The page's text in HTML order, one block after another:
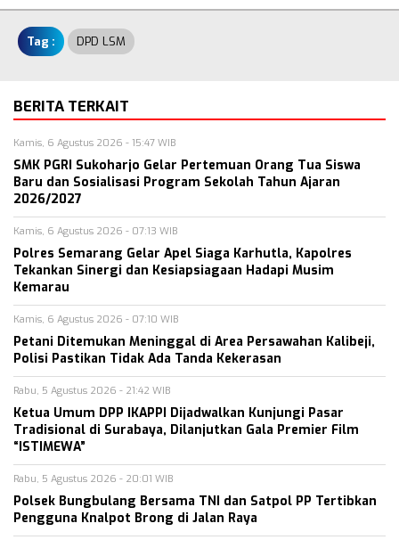
Tag : DPD LSM
BERITA TERKAIT
Kamis, 6 Agustus 2026 - 15:47 WIB
SMK PGRI Sukoharjo Gelar Pertemuan Orang Tua Siswa
Baru dan Sosialisasi Program Sekolah Tahun Ajaran
2026/2027
Kamis, 6 Agustus 2026 - 07:13 WIB
Polres Semarang Gelar Apel Siaga Karhutla, Kapolres
Tekankan Sinergi dan Kesiapsiagaan Hadapi Musim
Kemarau
Kamis, 6 Agustus 2026 - 07:10 WIB
Petani Ditemukan Meninggal di Area Persawahan Kalibeji,
Polisi Pastikan Tidak Ada Tanda Kekerasan
Rabu, 5 Agustus 2026 - 21:42 WIB
Ketua Umum DPP IKAPPI Dijadwalkan Kunjungi Pasar
Tradisional di Surabaya, Dilanjutkan Gala Premier Film
“ISTIMEWA”
Rabu, 5 Agustus 2026 - 20:01 WIB
Polsek Bungbulang Bersama TNI dan Satpol PP Tertibkan
Pengguna Knalpot Brong di Jalan Raya